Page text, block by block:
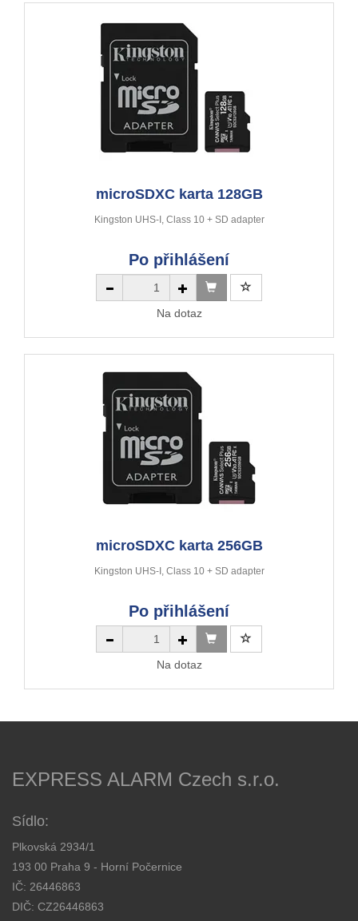
microSDXC karta 128GB
Kingston UHS-I, Class 10 + SD adapter
Po přihlášení
Na dotaz
microSDXC karta 256GB
Kingston UHS-I, Class 10 + SD adapter
Po přihlášení
Na dotaz
EXPRESS ALARM Czech s.r.o.
Sídlo:
Plkovská 2934/1
193 00 Praha 9 - Horní Počernice
IČ: 26446863
DIČ: CZ26446863